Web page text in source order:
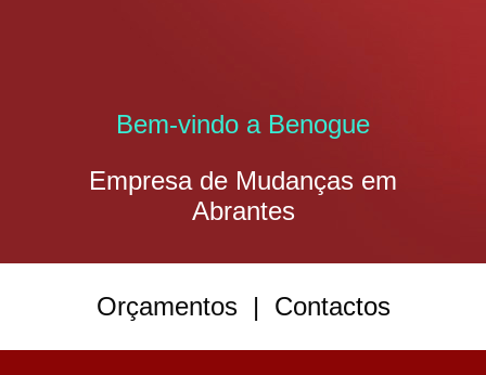
Bem-vindo a Benogue
Empresa de Mudanças em
Abrantes
Orçamentos | Contactos